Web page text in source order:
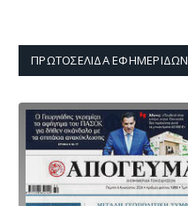
ΠΡΩΤΟΣΈΛΙΔΑ ΕΦΗΜΕΡΊΔΩΝ